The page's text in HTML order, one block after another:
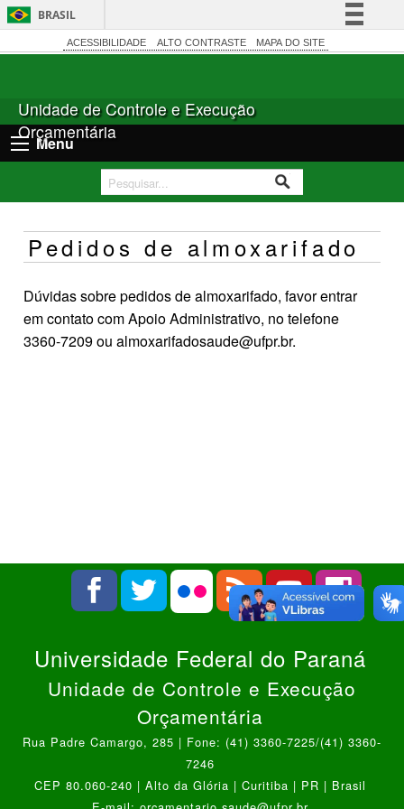
BRASIL
Simplifique!
Acesso à informação
Canais
ACESSIBILIDADE ALTO CONTRASTE MAPA DO SITE
Unidade de Controle e Execução
Orçamentária
Menu
Pedidos de almoxarifado
Dúvidas sobre pedidos de almoxarifado, favor entrar
em contato com Apoio Administrativo, no telefone
3360-7209 ou almoxarifadosaude@ufpr.br.
Universidade Federal do Paraná
Unidade de Controle e Execução
Orçamentária
Rua Padre Camargo, 285 | Fone: (41) 3360-7225/(41) 3360-
7246
CEP 80.060-240 | Alto da Glória | Curitiba | PR | Brasil